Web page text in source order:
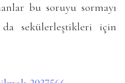
bu soruyu sormayı
sekülerleştikleri için